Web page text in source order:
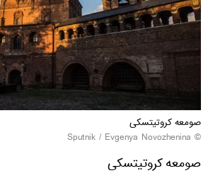
صومعه کروتیتسکی
© Sputnik / Evgenya Novozhenina
صومعه کروتیتسکی